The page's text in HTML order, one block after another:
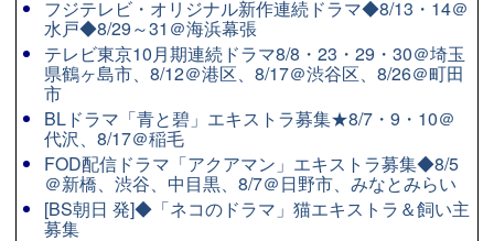
フジテレビ・オリジナル新作連続ドラマ◆8/13・14＠
水戸◆8/29～31＠海浜幕張
テレビ東京10月期連続ドラマ8/8・23・29・30＠埼玉
県鶴ヶ島市、8/12＠港区、8/17＠渋谷区、8/26＠町田
市
BLドラマ「青と碧」エキストラ募集★8/7・9・10＠
代沢、8/17＠稲毛
FOD配信ドラマ「アクアマン」エキストラ募集◆8/5
＠新橋、渋谷、中目黒、8/7＠日野市、みなとみらい
[BS朝日 発]◆「ネコのドラマ」猫エキストラ＆飼い主
募集